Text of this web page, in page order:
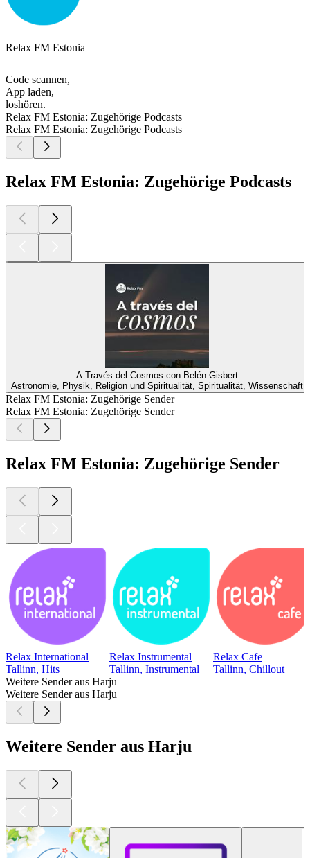
Relax FM Estonia
Code scannen,
App laden,
loshören.
Relax FM Estonia: Zugehörige Podcasts
Relax FM Estonia: Zugehörige Podcasts
Relax FM Estonia: Zugehörige Podcasts
A Través del Cosmos con Belén Gisbert
Astronomie, Physik, Religion und Spiritualität, Spiritualität, Wissenschaft
Relax FM Estonia: Zugehörige Sender
Relax FM Estonia: Zugehörige Sender
Relax FM Estonia: Zugehörige Sender
Relax International
Tallinn, Hits
Relax Instrumental
Tallinn, Instrumental
Relax Cafe
Tallinn, Chillout
Weitere Sender aus Harju
Weitere Sender aus Harju
Weitere Sender aus Harju